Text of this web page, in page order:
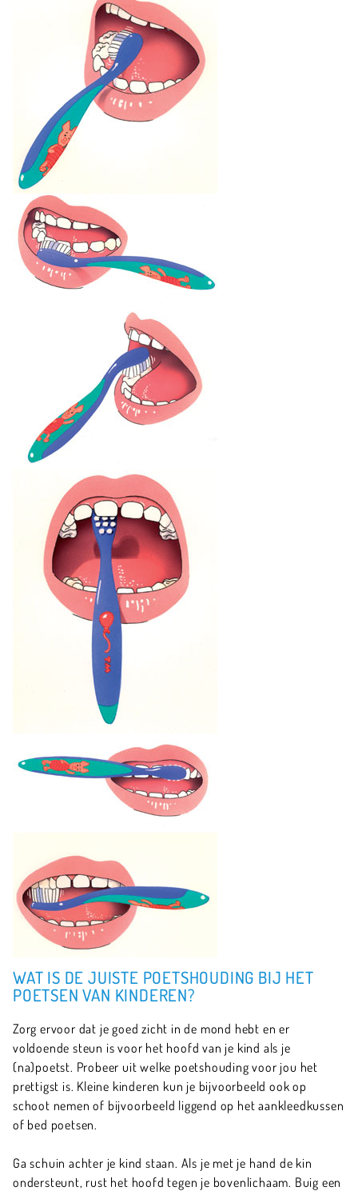
WAT IS DE JUISTE POETSHOUDING BIJ HET
POETSEN VAN KINDEREN?
Zorg ervoor dat je goed zicht in de mond hebt en er
voldoende steun is voor het hoofd van je kind als je
(na)poetst. Probeer uit welke poetshouding voor jou het
prettigst is. Kleine kinderen kun je bijvoorbeeld ook op
schoot nemen of bijvoorbeeld liggend op het aankleedkussen
of bed poetsen.
Ga schuin achter je kind staan. Als je met je hand de kin
ondersteunt, rust het hoofd tegen je bovenlichaam. Buig een